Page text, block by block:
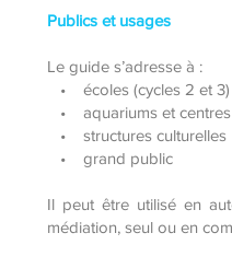
Publics et usages
Le guide s’adresse à :
• écoles (cycles 2 et 3)
• aquariums et centres
• structures culturelles
• grand public
Il peut être utilisé en
médiation, seul ou en